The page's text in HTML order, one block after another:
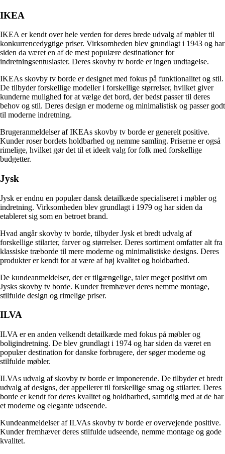
IKEA
IKEA er kendt over hele verden for deres brede udvalg af møbler til
konkurrencedygtige priser. Virksomheden blev grundlagt i 1943 og har
siden da været en af de mest populære destinationer for
indretningsentusiaster. Deres skovby tv borde er ingen undtagelse.
IKEAs skovby tv borde er designet med fokus på funktionalitet og stil.
De tilbyder forskellige modeller i forskellige størrelser, hvilket giver
kunderne mulighed for at vælge det bord, der bedst passer til deres
behov og stil. Deres design er moderne og minimalistisk og passer godt
til moderne indretning.
Brugeranmeldelser af IKEAs skovby tv borde er generelt positive.
Kunder roser bordets holdbarhed og nemme samling. Priserne er også
rimelige, hvilket gør det til et ideelt valg for folk med forskellige
budgetter.
Jysk
Jysk er endnu en populær dansk detailkæde specialiseret i møbler og
indretning. Virksomheden blev grundlagt i 1979 og har siden da
etableret sig som en betroet brand.
Hvad angår skovby tv borde, tilbyder Jysk et bredt udvalg af
forskellige stilarter, farver og størrelser. Deres sortiment omfatter alt fra
klassiske træborde til mere moderne og minimalistiske designs. Deres
produkter er kendt for at være af høj kvalitet og holdbarhed.
De kundeanmeldelser, der er tilgængelige, taler meget positivt om
Jysks skovby tv borde. Kunder fremhæver deres nemme montage,
stilfulde design og rimelige priser.
ILVA
ILVA er en anden velkendt detailkæde med fokus på møbler og
boligindretning. De blev grundlagt i 1974 og har siden da været en
populær destination for danske forbrugere, der søger moderne og
stilfulde møbler.
ILVAs udvalg af skovby tv borde er imponerende. De tilbyder et bredt
udvalg af designs, der appellerer til forskellige smag og stilarter. Deres
borde er kendt for deres kvalitet og holdbarhed, samtidig med at de har
et moderne og elegante udseende.
Kundeanmeldelser af ILVAs skovby tv borde er overvejende positive.
Kunder fremhæver deres stilfulde udseende, nemme montage og gode
kvalitet.